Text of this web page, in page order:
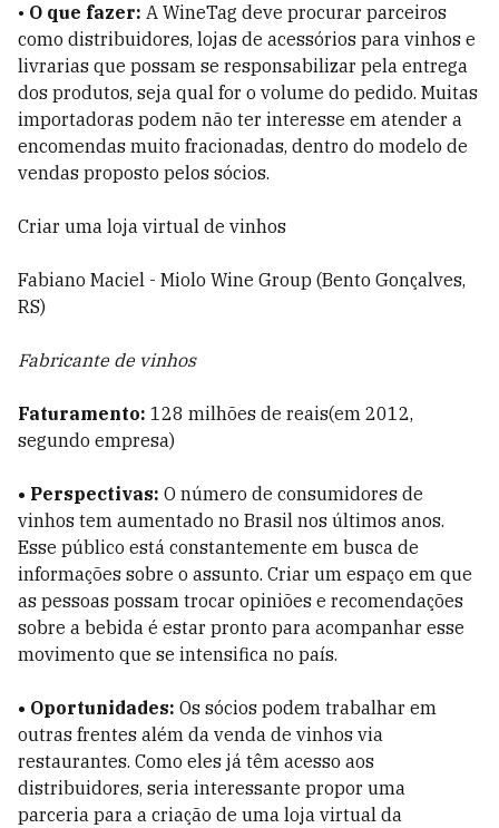
• O que fazer: A WineTag deve procurar parceiros
como distribuidores, lojas de acessórios para vinhos e
livrarias que possam se responsabilizar pela entrega
dos produtos, seja qual for o volume do pedido. Muitas
importadoras podem não ter interesse em atender a
encomendas muito fracionadas, dentro do modelo de
vendas proposto pelos sócios.
Criar uma loja virtual de vinhos
Fabiano Maciel - Miolo Wine Group (Bento Gonçalves,
RS)
Fabricante de vinhos
Faturamento: 128 milhões de reais(em 2012,
segundo empresa)
• Perspectivas: O número de consumidores de
vinhos tem aumentado no Brasil nos últimos anos.
Esse público está constantemente em busca de
informações sobre o assunto. Criar um espaço em que
as pessoas possam trocar opi­niões e recomendações
sobre a bebida é estar pronto para acompanhar esse
movimento que se intensifica no país.
• Oportunidades: Os sócios podem trabalhar em
outras frentes além da venda de vinhos via
restaurantes. Como eles já têm acesso aos
distribuidores, seria interessante propor uma
parceria para a criação de uma loja virtual da